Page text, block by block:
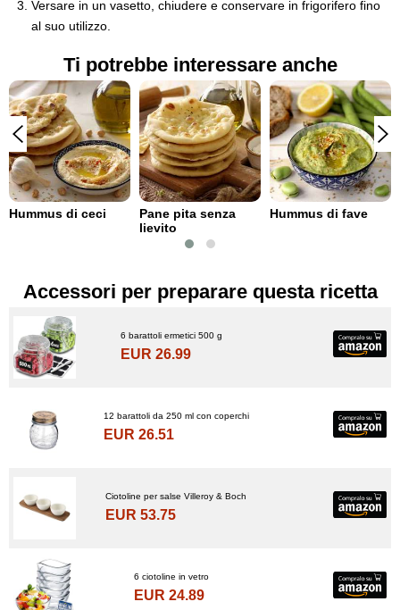
Versare in un vasetto, chiudere e conservare in frigorifero fino
al suo utilizzo.
Ti potrebbe interessare anche
Hummus di ceci
Pane pita senza
lievito
Hummus di fave
Accessori per preparare questa ricetta
6 barattoli ermetici 500 g
EUR 26.99
12 barattoli da 250 ml con coperchi
EUR 26.51
Ciotoline per salse Villeroy & Boch
EUR 53.75
6 ciotoline in vetro
EUR 24.89